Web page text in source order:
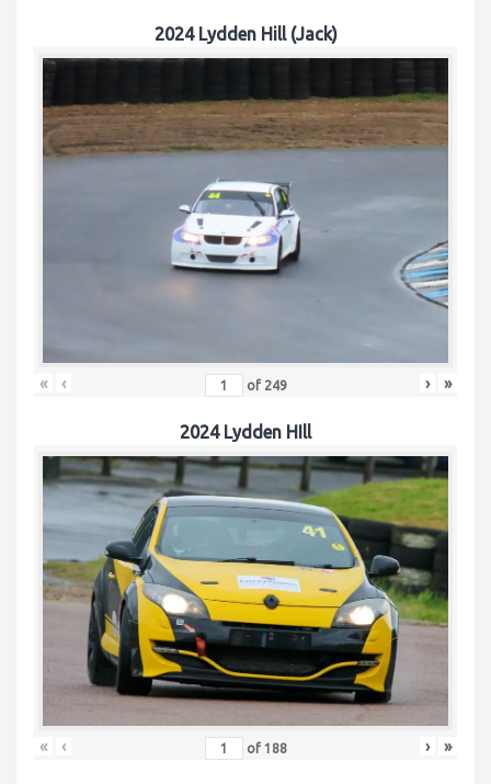
2024 Lydden Hill (Jack)
« ‹ of 249 › »
2024 Lydden HIll
« ‹ of 188 › »